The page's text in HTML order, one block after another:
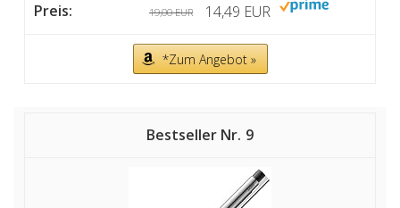
19,00 EUR 14,49 EUR
*Zum Angebot »
9